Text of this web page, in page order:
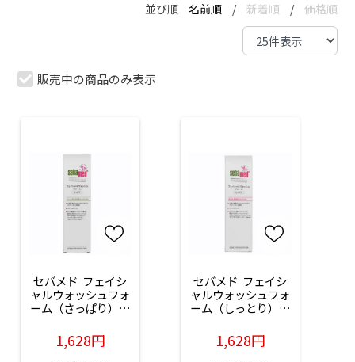
並び順 名前順 / 新着順 / 価格順
販売中の商品のみ表示
セバメド  フェイシ
ャルウォッシュフォ
ーム（さっぱり）：
1,628円
セバメド  フェイシ
ャルウォッシュフォ
ーム（しっとり）：
1,628円